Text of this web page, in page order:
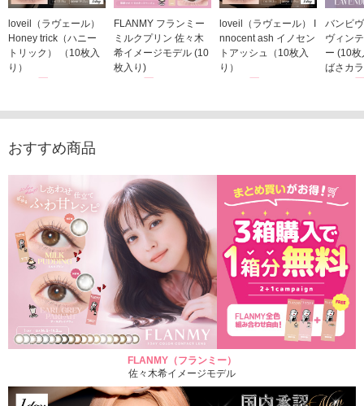
loveil（ラヴェール）
Honey trick（ハニー
トリック） （10枚入
り）
FLANMY フランミー
ミルクプリン 佐々木
希イメージモデル (10
枚入り)
loveil（ラヴェール） I
nnocent ash イノセン
トアッシュ（10枚入
り）
バンビ
ヴィン
ー (10
ばさカ
おすすめ商品
FLANMY（フランミー）
佐々木希イメージモデル